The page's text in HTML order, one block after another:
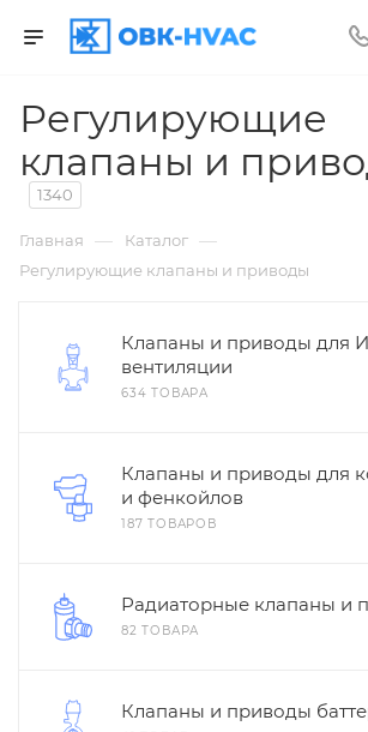
Регулирующие
клапаны и
1340
Главная — Каталог —
Регулирующие клапаны и приводы
Клапаны и приводы для
вентиляции
634 ТОВАРА
Клапаны и приводы для
и фенкойлов
187 ТОВАРОВ
Радиаторные клапаны и
82 ТОВАРА
Клапаны и приводы